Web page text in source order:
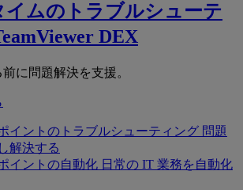
イムのトラブルシューテ
DEX
に問題解決を支援。
イントのトラブルシューティング 問題
解決する
イントの自動化 日常の IT 業務を自動化